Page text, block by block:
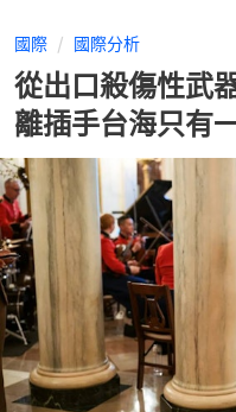
國際 國際分析
從出口殺傷性武
離插手台海只有